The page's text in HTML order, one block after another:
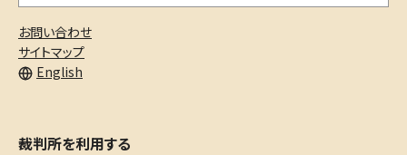
お問い合わせ
サイトマップ
English
内
検
索
裁判所を利用する